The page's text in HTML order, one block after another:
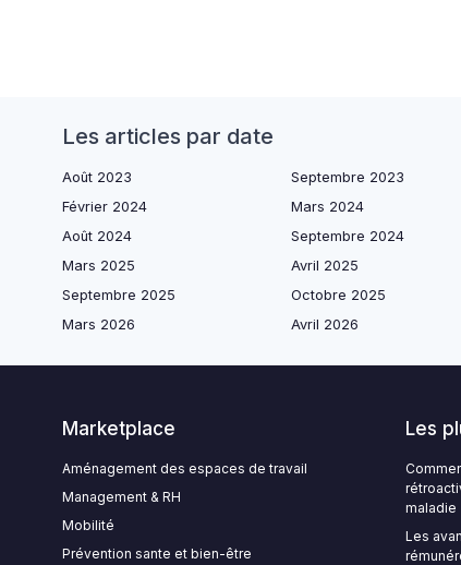
Les articles par date
Août 2023 Septembre 2023
Février 2024
Mars 2024
Août 2024
Septembre 2024
Mars 2025
Avril 2025
Septembre 2025
Octobre 2025
Mars 2026
Avril 2026
Marketplace
Aménagement des espaces de travail
Management & RH
Mobilité
Prévention sante et bien-être
Les
maladie
Les